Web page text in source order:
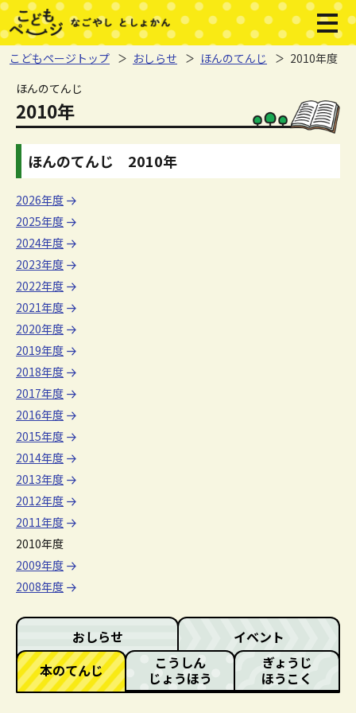
ページの先頭です。
本文へジャンプする。
メニ
こどもページトップ
おしらせ ほんのてんじ
2010年度
ここから本文です。
ほんのてんじ
2010年
ほんのてんじ 2010年
2026年度
2025年度
2024年度
2023年度
2022年度
2021年度
2020年度
2019年度
2018年度
2017年度
2016年度
2015年度
2014年度
2013年度
2012年度
2011年度
2010年度
2009年度
2008年度
おしらせ
イベント
本のてんじ
こうしん
じょうほう
ぎょうじ
ほうこく